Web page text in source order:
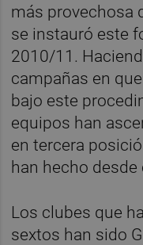
más provechosa
se instauró este
2010/11.
campañas en
bajo este
equipos han
en tercera
han hecho
Los clubes que
sextos han sido